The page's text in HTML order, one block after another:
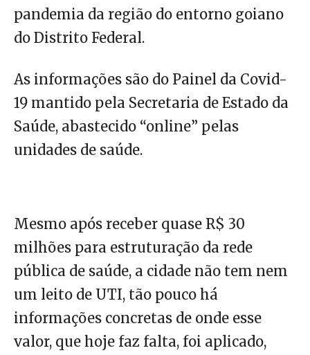
pandemia da região do entorno goiano
do Distrito Federal.
As informações são do Painel da Covid-
19 mantido pela Secretaria de Estado da
Saúde, abastecido “online” pelas
unidades de saúde.
Mesmo após receber quase R$ 30
milhões para estruturação da rede
pública de saúde, a cidade não tem nem
um leito de UTI, tão pouco há
informações concretas de onde esse
valor, que hoje faz falta, foi aplicado,